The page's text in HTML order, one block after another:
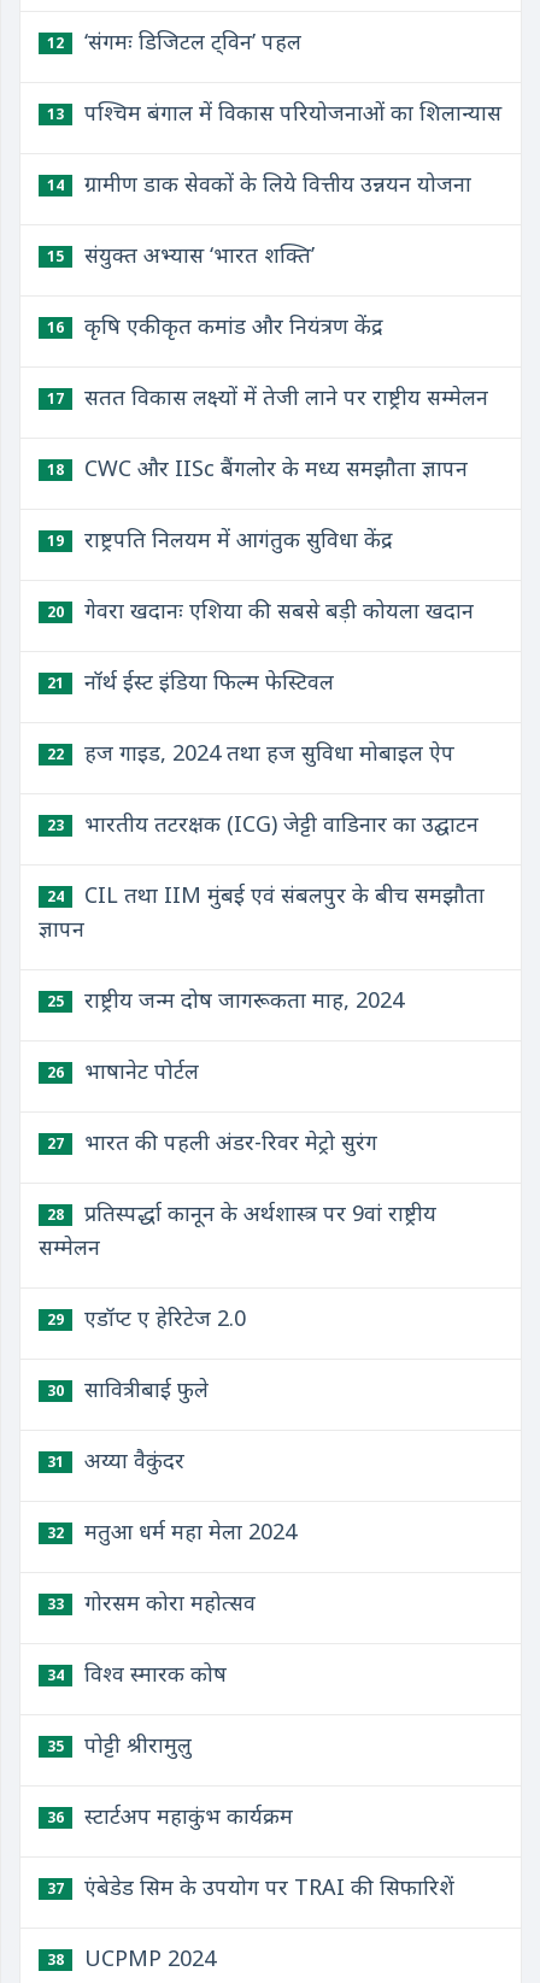
12 ‘संगमः डिजिटल ट्विन’ पहल
13 पश्चिम बंगाल में विकास परियोजनाओं का शिलान्यास
14 ग्रामीण डाक सेवकों के लिये वित्तीय उन्नयन योजना
15 संयुक्त अभ्यास ‘भारत शक्ति’
16 कृषि एकीकृत कमांड और नियंत्रण केंद्र
17 सतत विकास लक्ष्यों में तेजी लाने पर राष्ट्रीय सम्मेलन
18 CWC और IISc बैंगलोर के मध्य समझौता ज्ञापन
19 राष्ट्रपति निलयम में आगंतुक सुविधा केंद्र
20 गेवरा खदानः एशिया की सबसे बड़ी कोयला खदान
21 नॉर्थ ईस्ट इंडिया फिल्म फेस्टिवल
22 हज गाइड, 2024 तथा हज सुविधा मोबाइल ऐप
23 भारतीय तटरक्षक (ICG) जेट्टी वाडिनार का उद्घाटन
24
CIL तथा IIM मुंबई एवं संबलपुर के बीच समझौता
ज्ञापन
25 राष्ट्रीय जन्म दोष जागरूकता माह, 2024
26 भाषानेट पोर्टल
27 भारत की पहली अंडर-रिवर मेट्रो सुरंग
28
प्रतिस्पर्द्धा कानून के अर्थशास्त्र पर 9वां राष्ट्रीय
सम्मेलन
29 एडॉप्ट ए हेरिटेज 2.0
30 सावित्रीबाई फुले
31 अय्या वैकुंदर
32 मतुआ धर्म महा मेला 2024
33 गोरसम कोरा महोत्सव
34 विश्व स्मारक कोष
35 पोट्टी श्रीरामुलु
36 स्टार्टअप महाकुंभ कार्यक्रम
37 एंबेडेड सिम के उपयोग पर TRAI की सिफारिशें
38 UCPMP 2024